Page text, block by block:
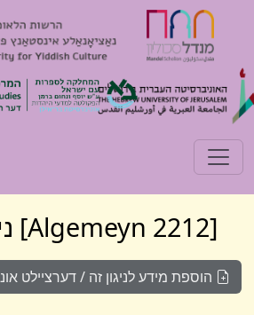
Toggle navigation
הוספת מידע לניגון זה / דערציילט אונדז